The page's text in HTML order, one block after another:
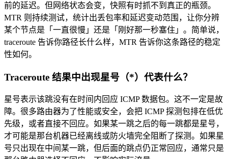
前的延迟。但网络状态会变，快照有时抓不到真正的瓶颈。
MTR 则持续测试，统计出丢包率和延迟变动范围，让你分辨
某个节点是「一直很慢」还是「刚好那一秒塞住」。简单说，
traceroute 告诉你路径长什么样，MTR 告诉你这条路径的稳定
性如何。
Traceroute 结果中出现星号（*）代表什么？
星号表示该跳没有在时间内回应 ICMP 数据包。这不一定是故
障。很多路由器为了性能或安全，会把 ICMP 探测包排在低优
先级，或者直接不回应。如果某一跳之后的每一跳都是星号，
才可能是那台机器已经离线或防火墙完全阻断了探测。如果星
号只出现在中间某一跳，但后面的跳点仍正常回应，通常只是